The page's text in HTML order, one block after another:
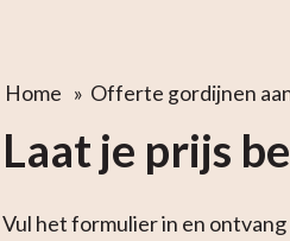
Home » Offerte gordijnen
Laat je prijs
Vul het formulier in en